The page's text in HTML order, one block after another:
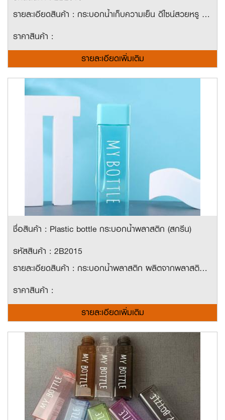
รายละเอียดสินค้า : กระบอกน้ำเก็บความเย็น ดีไซน์สวยหรู พร้อมยางบนฝาขวด เพื่อเพิ่มความสะดวกในการพกพา ขนาดความจุ 260ml. ขนาด 6.5cm*14cm
ราคาสินค้า :
รายละเอียดเพิ่มเติม
ชื่อสินค้า : Plastic bottle กระบอกน้ำพลาสติก (สกรีน)
รหัสสินค้า : 2B2015
รายละเอียดสินค้า : กระบอกน้ำพลาสติก ผลิตจากพลาสติก PC มีสายคล้องแขน ง่ายต่อการจับ ถือ พกพาสะดวก สามารถสกรีนข้างขวดได้ 1 สี 1 ตำแหน่ง ขนาดความจุ 480ml.
ราคาสินค้า :
รายละเอียดเพิ่มเติม